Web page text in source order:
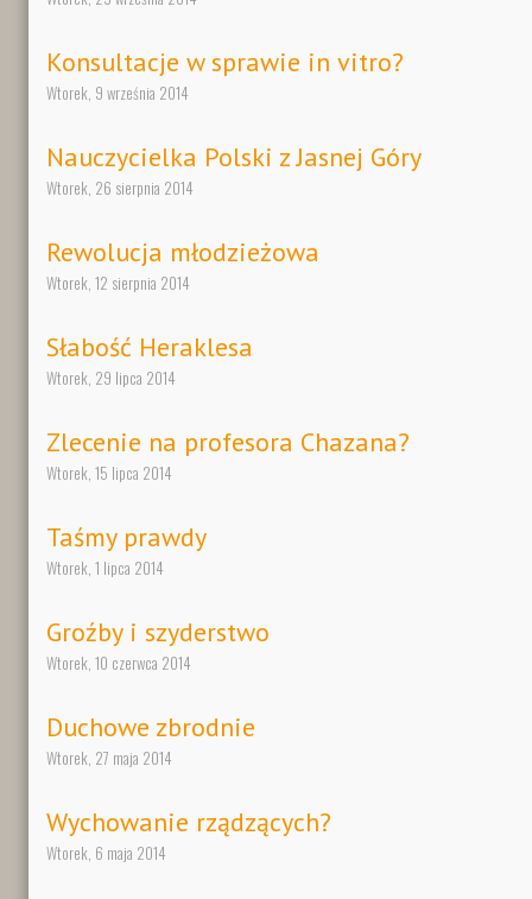
Konsultacje w sprawie in vitro?
Wtorek, 9 września 2014
Nauczycielka Polski z Jasnej Góry
Wtorek, 26 sierpnia 2014
Rewolucja młodzieżowa
Wtorek, 12 sierpnia 2014
Słabość Heraklesa
Wtorek, 29 lipca 2014
Zlecenie na profesora Chazana?
Wtorek, 15 lipca 2014
Taśmy prawdy
Wtorek, 1 lipca 2014
Groźby i szyderstwo
Wtorek, 10 czerwca 2014
Duchowe zbrodnie
Wtorek, 27 maja 2014
Wychowanie rządzących?
Wtorek, 6 maja 2014